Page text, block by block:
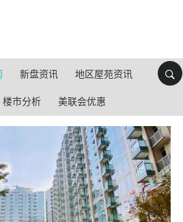
新盘资讯 地区屋苑资讯
楼市分析 美联会优惠